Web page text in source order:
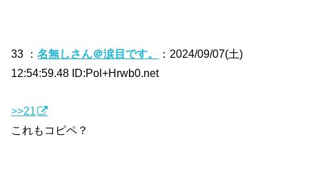
33 ：名無しさん＠涙目です。
：2024/09/07(土)
12:54:59.48 ID:Pol+Hrwb0.net
>>21
これもコピペ？